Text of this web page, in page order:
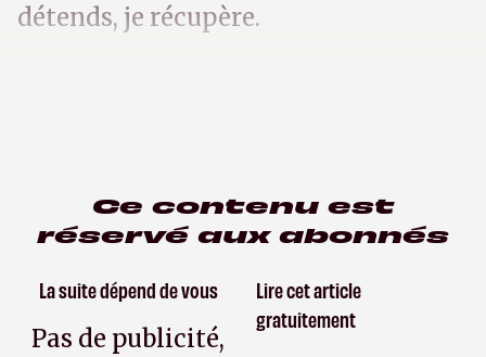
détends, je récupère.
Ce contenu est
réservé aux abonnés
La suite dépend de vous
Pas de publicité,
Lire cet article
gratuitement